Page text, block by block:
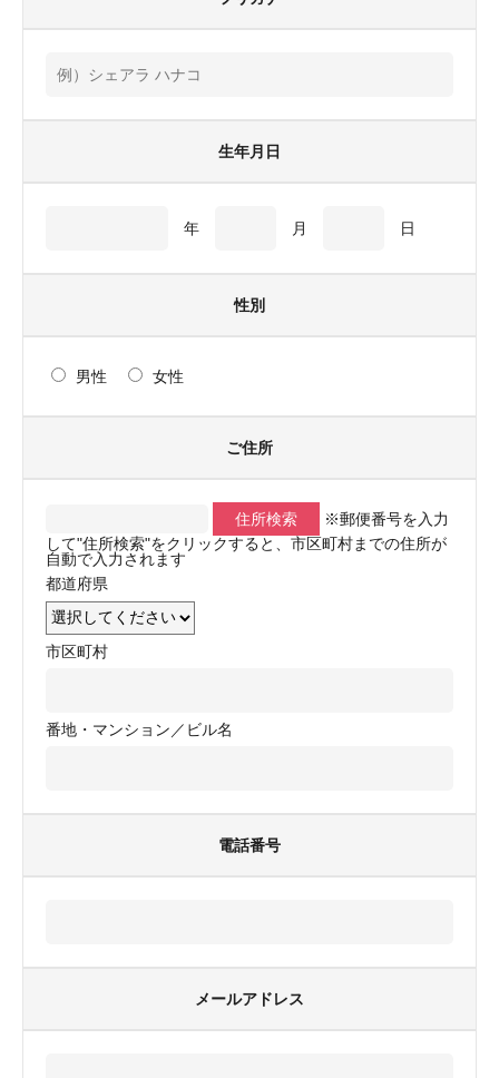
生年月日
年 月 日
性別
男性 女性
ご住所
住所検索
※郵便番号を入力
して"住所検索"をクリックすると、市区町村までの住所が
自動で入力されます
都道府県
市区町村
番地・マンション／ビル名
電話番号
メールアドレス